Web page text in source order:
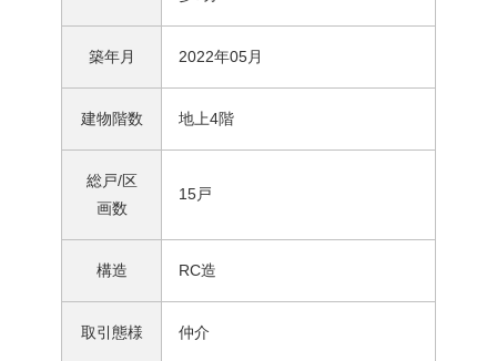
築年月 2022年05月
建物階数 地上4階
総戸/区
画数
15戸
構造 RC造
取引態様 仲介